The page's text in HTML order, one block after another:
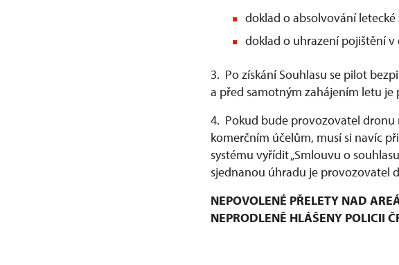
doklad o absolvování
doklad o uhrazení pojištění v
3. Po získání Souhlasu se pilot
a před samotným zahájením letu
4. Pokud bude provozovatel
komerčním účelům, musí si navíc
systému vyřídit „Smlouvu o
sjednanou úhradu je provozovatel
NEPOVOLENÉ PŘELETY NAD
NEPRODLENĚ HLÁŠENY POLICII